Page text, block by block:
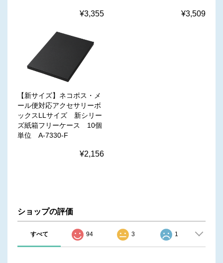
¥3,355 ¥3,509
【新サイズ】ネコポス・メ
ール便対応アクセサリーボ
ックスLLサイズ 新シリー
ズ紙箱フリーケース 10個
単位 A-7330-F
¥2,156
ショップの評価
すべて 94 3 1